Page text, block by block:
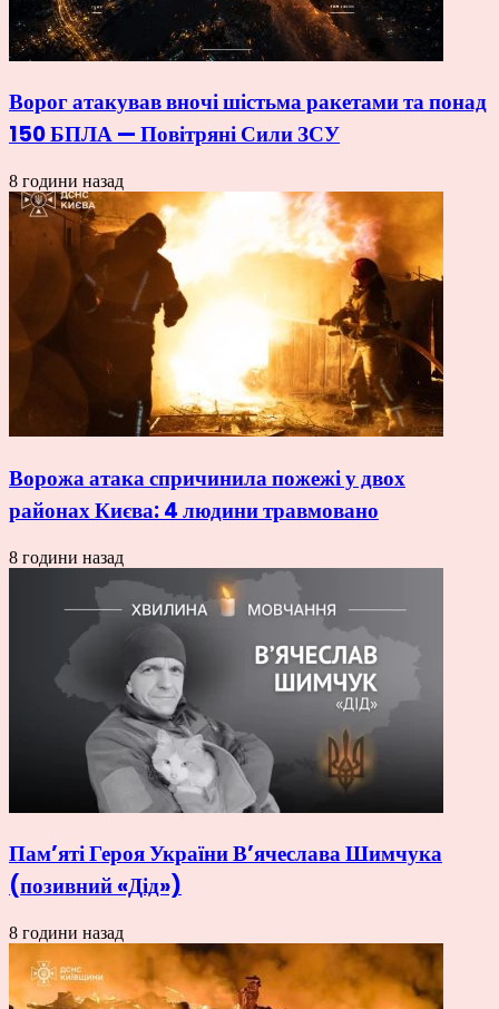
Ворог атакував вночі шістьма ракетами та понад
150 БПЛА — Повітряні Сили ЗСУ
8 години назад
Ворожа атака спричинила пожежі у двох
районах Києва: 4 людини травмовано
8 години назад
Пам’яті Героя України В’ячеслава Шимчука
(позивний «Дід»)
8 години назад